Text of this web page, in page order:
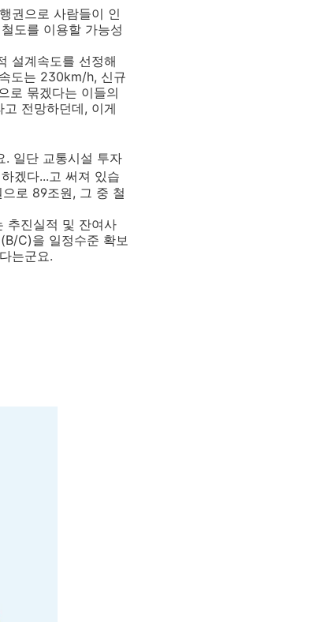
권으로 사람들이 인
도를 이용할 가능성
설계속도를 선정해
도는 230km/h, 신규
로 묶겠다는 이들의
전망하던데, 이게
. 일단 교통시설 투자
겠다...고 써져 있습
로 89조원, 그 중 철
추진실적 및 잔여사
C)을 일정수준 확보
는군요.